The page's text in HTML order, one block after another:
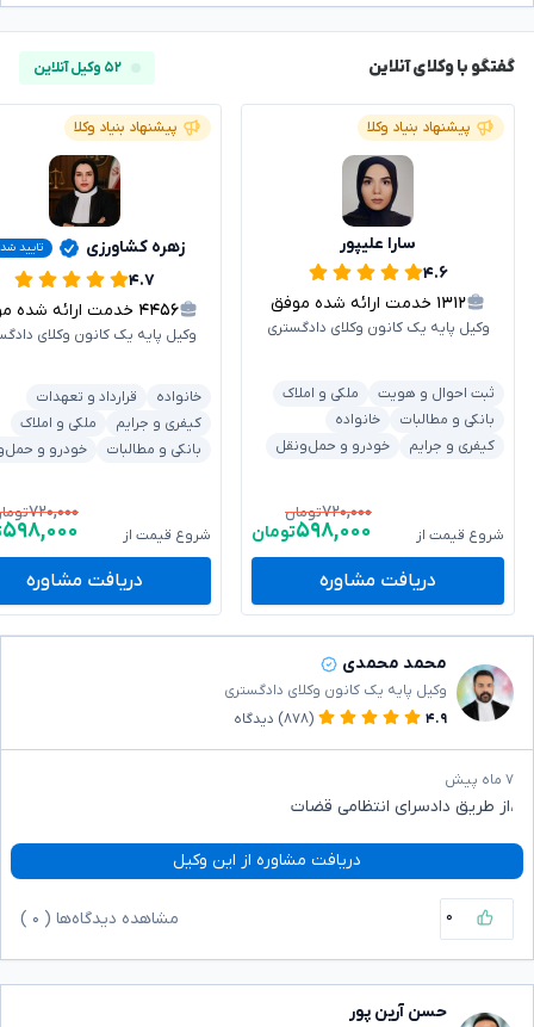
گفتگو با وکلای آنلاین ۵۲ وکیل آنلاین
پیشنهاد بنیاد وکلا
سارا علیپور
۴.۶
۱۳۱۲ خدمت ارائه شده موفق
وکیل پایه یک کانون وکلای دادگستری
ثبت احوال و هویت
ملکی و املاک
بانکی و مطالبات
خانواده
کیفری و جرایم
خودرو و حمل‌ونقل
شروع قیمت از
۷۲۰,۰۰۰تومان
۵۹۸,۰۰۰تومان
دریافت مشاوره
پیشنهاد بنیاد وکلا
زهره کشاورزی تایید
۴.۷
۴۴۵۶ خدمت ارائه شده موفق
وکیل پایه یک کانون وکلای
خانواده
قرارداد و تعهدات
کیفری و جرایم
ملکی و املاک
بانکی و مطالبات
خودرو و
شروع قیمت از
۷۲۰,۰۰۰
۵۹۸,۰۰۰
دریافت مشاوره
محمد محمدی
وکیل پایه یک کانون وکلای دادگستری
۴.۹
(۸۷۸) دیدگاه
۷ ماه پیش
،از طریق دادسرای انتظامی قضات
دریافت مشاوره از این وکیل
۰ مشاهده دیدگاه‌ها ( ۰
حسن آرین پور